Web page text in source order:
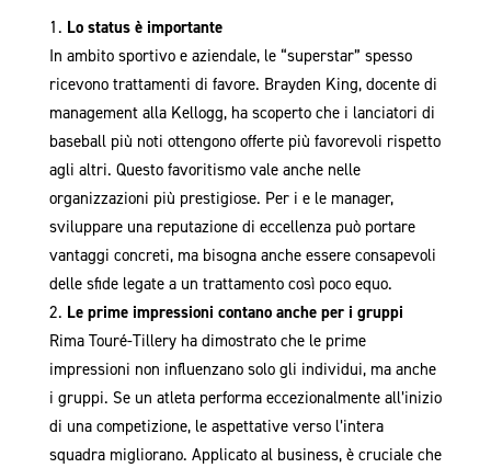
Lo status è importante
In ambito sportivo e aziendale, le “superstar” spesso
ricevono trattamenti di favore. Brayden King, docente di
management alla Kellogg, ha scoperto che i lanciatori di
baseball più noti ottengono offerte più favorevoli rispetto
agli altri. Questo favoritismo vale anche nelle
organizzazioni più prestigiose. Per i e le manager,
sviluppare una reputazione di eccellenza può portare
vantaggi concreti, ma bisogna anche essere consapevoli
delle sfide legate a un trattamento così poco equo.
Le prime impressioni contano anche per i gruppi
Rima Touré-Tillery ha dimostrato che le prime
impressioni non influenzano solo gli individui, ma anche
i gruppi. Se un atleta performa eccezionalmente all’inizio
di una competizione, le aspettative verso l’intera
squadra migliorano. Applicato al business, è cruciale che